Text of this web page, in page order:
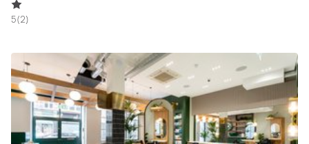
Creatieve ruimte
Dak
Evenementruimte
Foto / Filmstudio
5(2)